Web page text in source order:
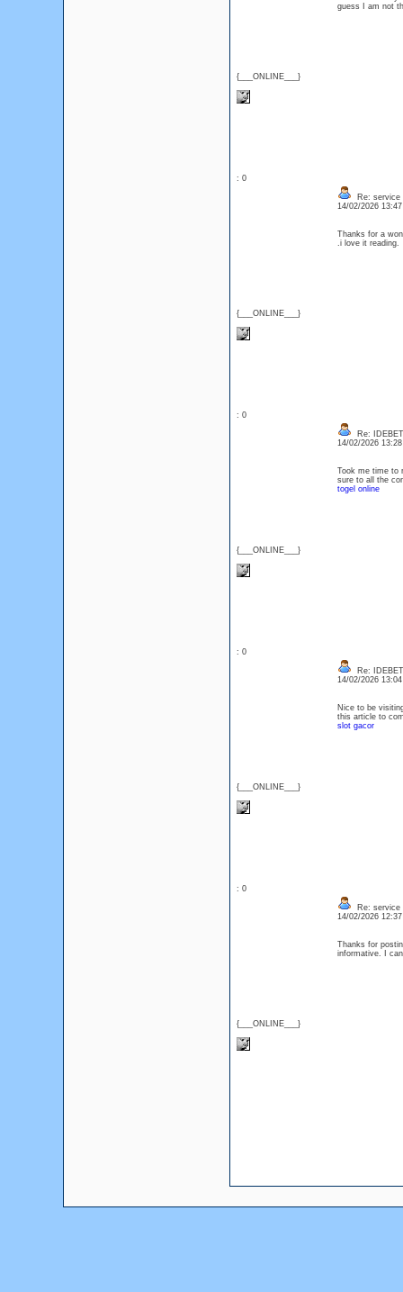
{___ONLINE___}
guess I am not
: 0
{___ONLINE___}
Re: service
14/02/2026
Thanks for a
.i love it
: 0
{___ONLINE___}
Re: IDEBET
14/02/2026
Took me time to
sure to all the
togel online
: 0
{___ONLINE___}
Re: IDEBET
14/02/2026
Nice to be
this article to
slot gacor
: 0
{___ONLINE___}
Re: service
14/02/2026
Thanks for
informative. I